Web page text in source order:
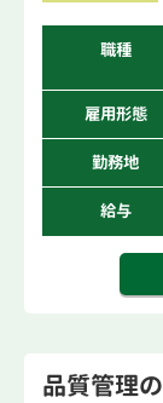
職種
雇用形態
勤務地
給与
品質管理